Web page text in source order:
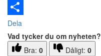
Email
Dela
Vad tycker du om nyheten?
Bra: 0 Dåligt: 0